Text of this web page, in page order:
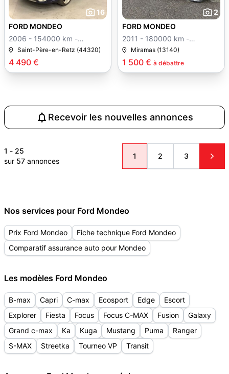
16
4 490 €
FORD MONDEO
2006 - 154000 km -
Manuelle
Saint-Père-en-Retz (44320)
2
1 500 € à débattre
FORD MONDEO
2011 - 180000 km -
Manuelle
Miramas (13140)
Recevoir les nouvelles annonces
1 - 25
sur 57 annonces
1 2 3
Nos services pour Ford Mondeo
Prix Ford Mondeo
Fiche technique Ford Mondeo
Comparatif assurance auto pour Mondeo
Les modèles Ford Mondeo
B-max Capri C-max Ecosport Edge
Escort
Explorer
Fiesta Focus Focus C-MAX Fusion
Galaxy
Grand c-max
Ka Kuga Mustang Puma
Ranger
S-MAX
Streetka Tourneo VP Transit